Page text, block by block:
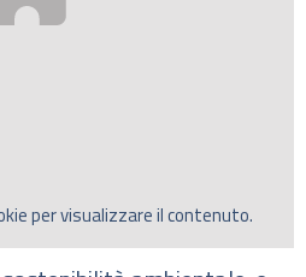
per visualizzare il contenuto.